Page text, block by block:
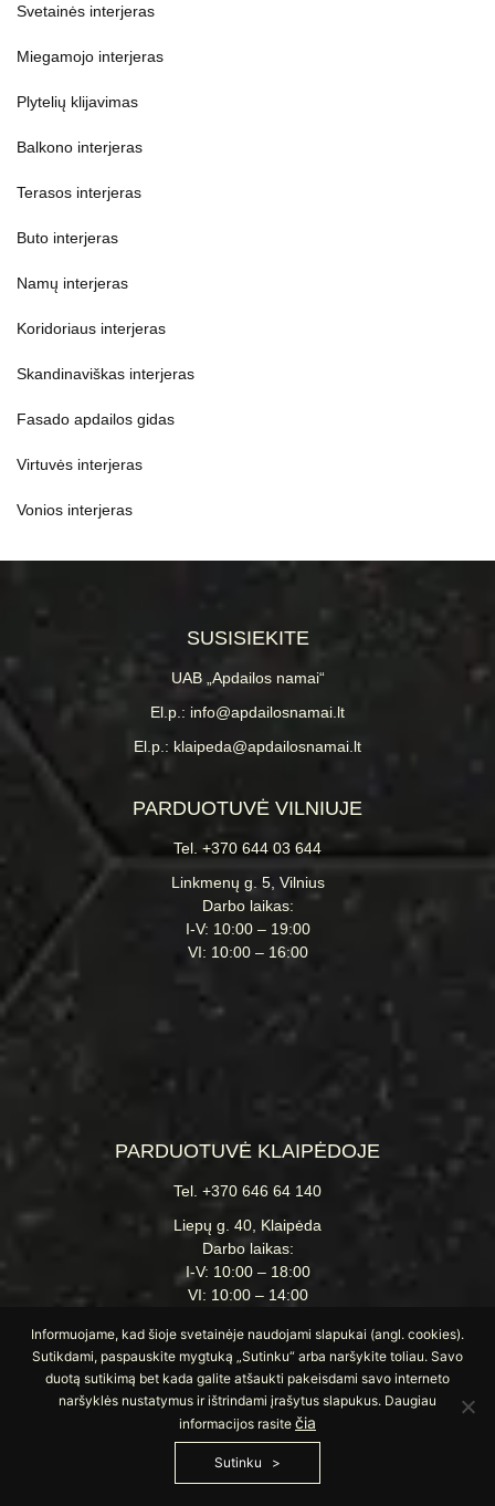
Svetainės interjeras
Miegamojo interjeras
Plytelių klijavimas
Balkono interjeras
Terasos interjeras
Buto interjeras
Namų interjeras
Koridoriaus interjeras
Skandinaviškas interjeras
Fasado apdailos gidas
Virtuvės interjeras
Vonios interjeras
SUSISIEKITE
UAB „Apdailos namai“
El.p.: info@apdailosnamai.lt
El.p.: klaipeda@apdailosnamai.lt
PARDUOTUVĖ VILNIUJE
Tel. +370 644 03 644
Linkmenų g. 5, Vilnius
Darbo laikas:
I-V: 10:00 – 19:00
VI: 10:00 – 16:00
PARDUOTUVĖ KLAIPĖDOJE
Tel. +370 646 64 140
Liepų g. 40, Klaipėda
Darbo laikas:
I-V: 10:00 – 18:00
VI: 10:00 – 14:00
Ispaniškos plytelės
Terasinės plytelės
Informuojame, kad šioje svetainėje naudojami slapukai (angl. cookies).
Sutikdami, paspauskite mygtuką „Sutinku“ arba naršykite toliau. Savo
duotą sutikimą bet kada galite atšaukti pakeisdami savo interneto
naršyklės nustatymus ir ištrindami įrašytus slapukus. Daugiau
informacijos rasite čia
Sutinku